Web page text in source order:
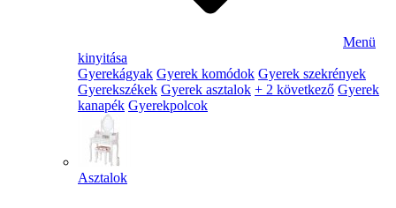
Menü
kinyitása
Gyerekágyak Gyerek komódok Gyerek szekrények
Gyerekszékek Gyerek asztalok + 2 következő Gyerek
kanapék Gyerekpolcok
Asztalok